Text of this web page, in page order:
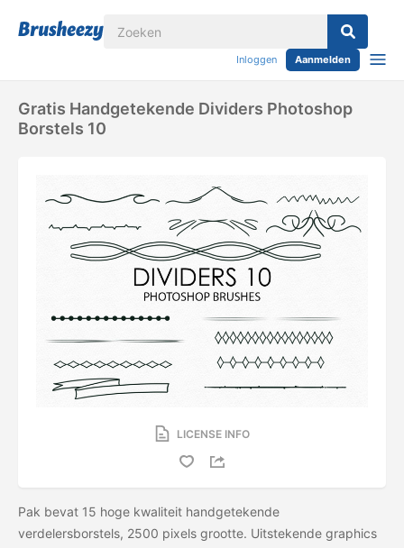
Inloggen Aanmelden
Gratis Handgetekende Dividers Photoshop
Borstels 10
LICENSE INFO
Pak bevat 15 hoge kwaliteit handgetekende
verdelersborstels, 2500 pixels grootte. Uitstekende graphics